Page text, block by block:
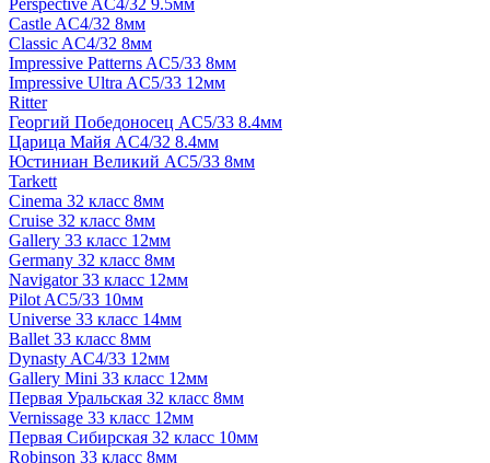
Perspective AC4/32 9.5мм
Castle AC4/32 8мм
Classic AC4/32 8мм
Impressive Patterns AC5/33 8мм
Impressive Ultra AC5/33 12мм
Ritter
Георгий Победоносец AC5/33 8.4мм
Царица Майя AC4/32 8.4мм
Юстиниан Великий AC5/33 8мм
Tarkett
Cinema 32 класс 8мм
Cruise 32 класс 8мм
Gallery 33 класс 12мм
Germany 32 класс 8мм
Navigator 33 класс 12мм
Pilot AC5/33 10мм
Universe 33 класс 14мм
Ballet 33 класс 8мм
Dynasty AC4/33 12мм
Gallery Mini 33 класс 12мм
Первая Уральская 32 класс 8мм
Vernissage 33 класс 12мм
Первая Сибирская 32 класс 10мм
Robinson 33 класс 8мм